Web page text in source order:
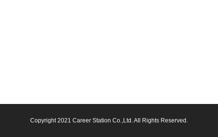
Copyright 2021 Career Station Co.,Ltd. All Rights Reserved.